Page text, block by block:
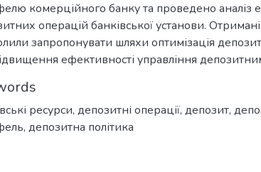
комерційного банку та проведено аналіз
операцій банківської установи.
запропонувати шляхи оптимізація
ефективності управління
ресурси, депозитні операції, депозит,
, депозитна політика